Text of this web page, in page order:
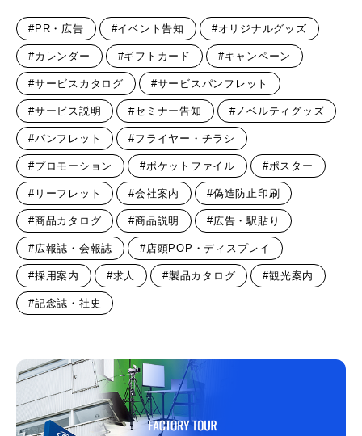
#PR・広告 #イベント告知 #オリジナルグッズ
#カレンダー #ギフトカード #キャンペーン
#サービスカタログ #サービスパンフレット
#サービス説明 #セミナー告知 #ノベルティグッズ
#パンフレット #フライヤー・チラシ
#プロモーション #ポケットファイル #ポスター
#リーフレット #会社案内 #偽造防止印刷
#商品カタログ #商品説明 #広告・駅貼り
#広報誌・会報誌 #店頭POP・ディスプレイ
#採用案内 #求人 #製品カタログ #観光案内
#記念誌・社史